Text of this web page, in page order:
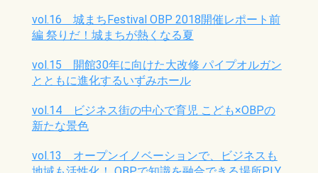
vol.16 城まちFestival OBP 2018開催レポート前
編 祭りだ！城まちが熱くなる夏
vol.15 開館30年に向けた大改修 パイプオルガン
とともに進化するいずみホール
vol.14 ビジネス街の中心で育児 こども×OBPの
新たな景色
vol.13 オープンイノベーションで、ビジネスも